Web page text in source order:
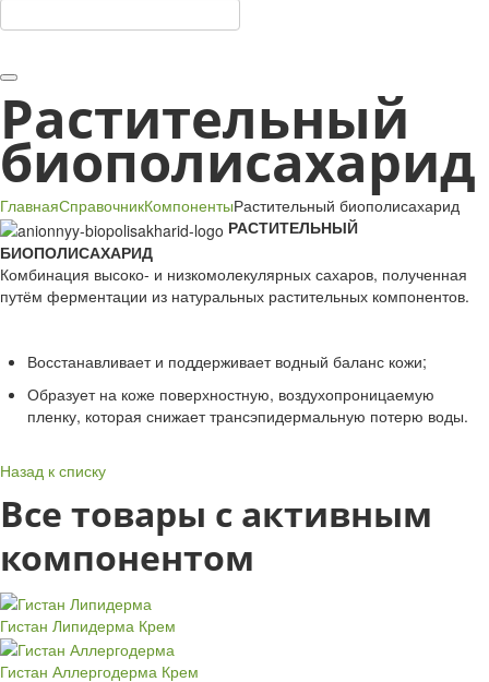
Растительный
биополисахарид
ГлавнаяСправочникКомпонентыРастительный биополисахарид
РАСТИТЕЛЬНЫЙ
БИОПОЛИСАХАРИД
Комбинация высоко- и низкомолекулярных сахаров, полученная
путём ферментации из натуральных растительных компонентов.
Восстанавливает и поддерживает водный баланс кожи;
Образует на коже поверхностную, воздухопроницаемую
пленку, которая снижает трансэпидермальную потерю воды.
Назад к списку
Все товары с активным
компонентом
Гистан Липидерма Крем
Гистан Аллергодерма Крем